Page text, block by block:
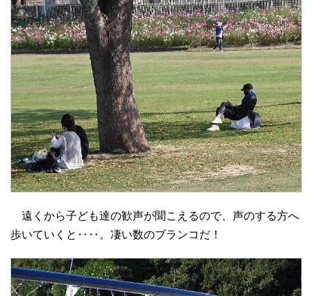
遠くから子ども達の歓声が聞こえるので、声のする方へ
歩いていくと‥‥。凄い数のブランコだ！